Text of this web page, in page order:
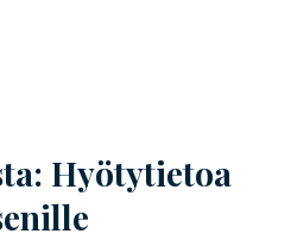
Hyötytietoa